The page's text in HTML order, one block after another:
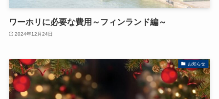
ワーホリに必要な費用～フィンランド編～
2024年12月24日
お知らせ